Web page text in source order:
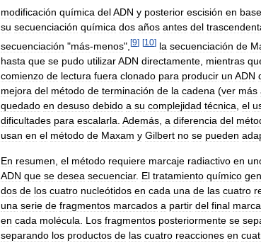
modificación química delADN y posterior escisión en
su secuenciación química dos años antes del
secuenciación "más-menos", [9] [10] la secuenciación de
hasta que se pudo utilizarADN directamente mientras
comienzo de lectura fuera clonado para producir un ADN
mejora del método de terminación de la cadena (ver más
quedado en desuso debido a su complejidad técnica el
dificultades para escalarla Además a diferencia del
usan en el método de Maxam y Gilbert no se pueden
En resumen el método requiere marcaje radiactivo en
ADN que se desea secuenciar. El tratamiento químico
dos de los cuatro nucleótidos en cada una de las cuatro
una serie de fragmentos marcados a partir del final
en cada molécula Los fragmentos posteriormente se
separando los productos de las cuatro reacciones en